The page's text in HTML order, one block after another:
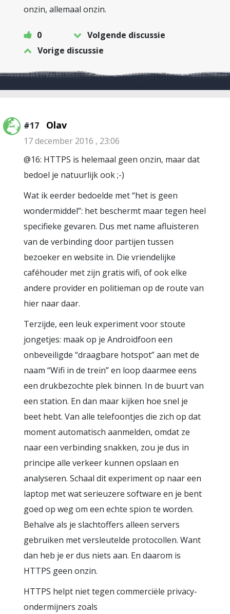
onzin, allemaal onzin.
0
Volgende discussie
Vorige discussie
#17 Olav
17 december 2016 , 23:06
@16: HTTPS is helemaal geen onzin, maar dat
bedoel je natuurlijk ook ;-)
Wat ik eerder bedoelde met “het is geen
wondermiddel”: het beschermt maar tegen heel
specifieke gevaren. Dus met name afluisteren
van de verbinding door partijen tussen
bezoeker en website in. Die vriendelijke
caféhouder met zijn gratis wifi, of ook elke
andere provider en politieman op de route van
hier naar daar.
Terzijde, een leuk experiment voor stoute
jongetjes: maak op je Androidfoon een
onbeveiligde “draagbare hotspot” aan met de
naam “Wifi in de trein” en loop daarmee eens
een drukbezochte plek binnen. In de buurt van
een station. En dan maar kijken hoe snel je
beet hebt. Van alle telefoontjes die zich op dat
moment automatisch aanmelden, omdat ze
naar een verbinding snakken, zou je dus in
principe alle verkeer kunnen opslaan en
analyseren. Schaal dit experiment op naar een
laptop met wat serieuzere software en je bent
goed op weg om een echte spion te worden.
Behalve als je slachtoffers alleen servers
gebruiken met versleutelde protocollen. Want
dan heb je er dus niets aan. En daarom is
HTTPS geen onzin.
HTTPS helpt niet tegen commerciële privacy-
ondermijners zoals